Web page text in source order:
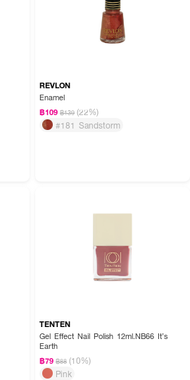
REVLON
Enamel
฿109 ฿139 (22%)
#181 Sandstorm
TENTEN
Gel Effect Nail Polish 12ml.NB66 It’s
Earth
฿79 ฿88 (10%)
Pink